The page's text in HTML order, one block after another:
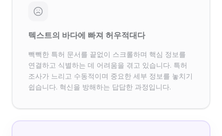
텍스트의 바다에 빠져 허우적대다
빽빽한 특허 문서를 끝없이 스크롤하며 핵심 정보를
연결하고 식별하는 데 어려움을 겪고 있습니다. 특허
조사가 느리고 수동적이며 중요한 세부 정보를 놓치기
쉽습니다. 혁신을 방해하는 답답한 과정입니다.